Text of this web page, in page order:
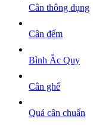
Cân thông dụng
Cân đếm
Bình Ắc Quy
Cân ghế
Quả cân chuẩn